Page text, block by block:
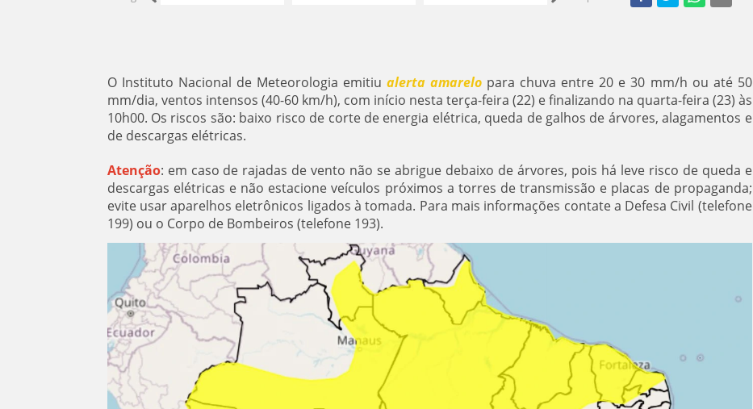
O Instituto Nacional de Meteorologia emitiu alerta amarelo para chuva entre 20 e 30 mm/h ou até 50
mm/dia, ventos intensos (40-60 km/h), com início nesta terça-feira (22) e finalizando na quarta-feira (23) às
10h00. Os riscos são: baixo risco de corte de energia elétrica, queda de galhos de árvores, alagamentos e
de descargas elétricas.
Atenção: em caso de rajadas de vento não se abrigue debaixo de árvores, pois há leve risco de queda e
descargas elétricas e não estacione veículos próximos a torres de transmissão e placas de propaganda;
evite usar aparelhos eletrônicos ligados à tomada. Para mais informações contate a Defesa Civil (telefone
199) ou o Corpo de Bombeiros (telefone 193).